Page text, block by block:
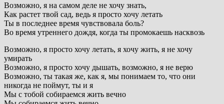
Возможно, я на самом деле не хочу знать,
Как растет твой сад, ведь я просто хочу летать
Ты в последнее время чувствовала боль?
Во время утреннего дождя, когда ты промокаешь насквозь
Возможно, я просто хочу летать, я хочу жить, я не хочу
умирать
Возможно, я просто хочу дышать, возможно, я не верю
Возможно, ты такая же, как я, мы понимаем то, что они
никогда не поймут, ты и я
Мы с тобой собираемся жить вечно